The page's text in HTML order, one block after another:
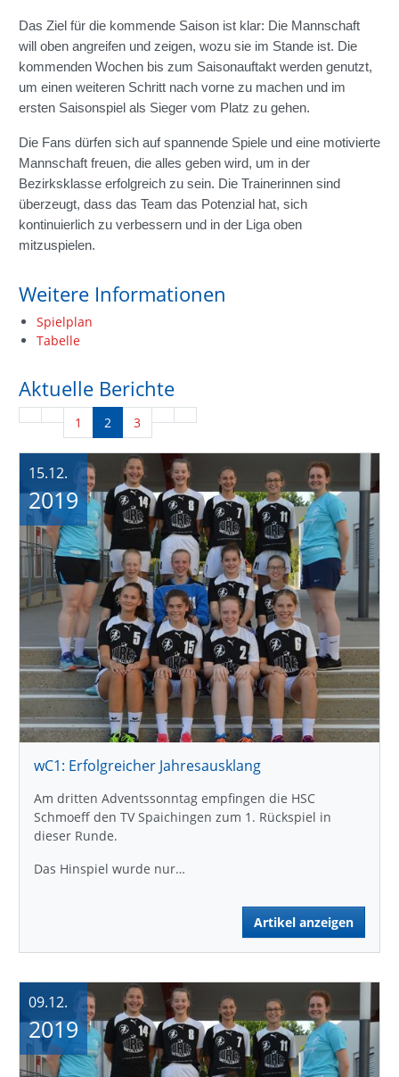
Das Ziel für die kommende Saison ist klar: Die Mannschaft
will oben angreifen und zeigen, wozu sie im Stande ist. Die
kommenden Wochen bis zum Saisonauftakt werden genutzt,
um einen weiteren Schritt nach vorne zu machen und im
ersten Saisonspiel als Sieger vom Platz zu gehen.
Die Fans dürfen sich auf spannende Spiele und eine motivierte
Mannschaft freuen, die alles geben wird, um in der
Bezirksklasse erfolgreich zu sein. Die Trainerinnen sind
überzeugt, dass das Team das Potenzial hat, sich
kontinuierlich zu verbessern und in der Liga oben
mitzuspielen.
Weitere Informationen
Spielplan
Tabelle
Aktuelle Berichte
1 2 3
wC1: Erfolgreicher Jahresausklang
Am dritten Adventssonntag empfingen die HSC
Schmoeff den TV Spaichingen zum 1. Rückspiel in
dieser Runde.
Das Hinspiel wurde nur…
Artikel anzeigen
15.12.
2019
09.12.
2019